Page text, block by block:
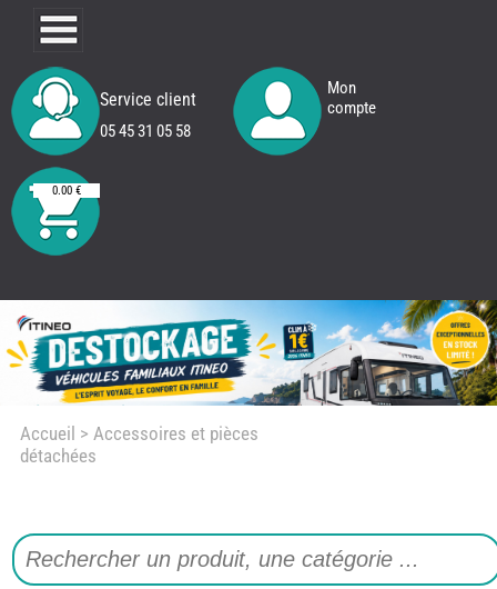
Service client
05 45 31 05 58
Mon
compte
0.00 €
Accueil > Accessoires et pièces
détachées